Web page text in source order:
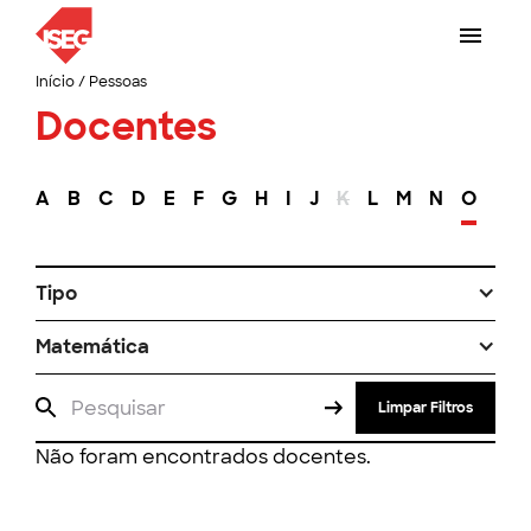
Início/ Pessoas
Docentes
A B C D E F G H I J K L M N O
Tipo
Matemática
Limpar Filtros
Não foram encontrados docentes.